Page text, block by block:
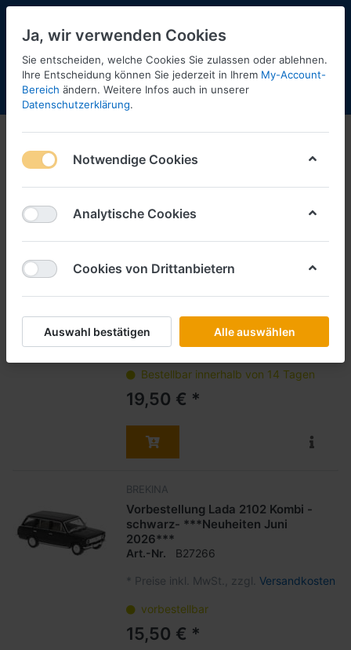
Menü Anmelden Shopaktualisierung
Juni 2026
1-10 von 10
Filtern Sortieren
BREKINA
Art.-Nr. B19994
* Preise inkl. MwSt., zzgl.Versandkosten
Bestellbar innerhalb von 14 Tagen
19,50 € *
BREKINA
Vorbestellung Lada 2102 Kombi -
schwarz- ***Neuheiten Juni
2026***
Art.-Nr. B27266
* Preise inkl. MwSt., zzgl. Versandkosten
vorbestellbar
15,50 € *
Ja, wir verwenden Cookies
Sie entscheiden, welche Cookies Sie zulassen oder ablehnen.
Ihre Entscheidung können Sie jederzeit in Ihrem My-Account-
Bereich ändern. Weitere Infos auch in unserer
Datenschutzerklärung.
Notwendige Cookies
Analytische Cookies
Cookies von Drittanbietern
Auswahl bestätigen Alle auswählen